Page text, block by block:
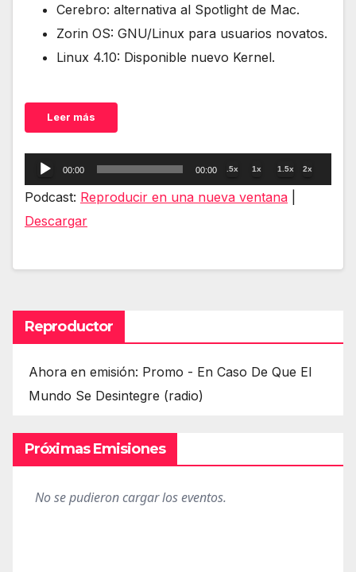
Cerebro: alternativa al Spotlight de Mac.
Zorin OS: GNU/Linux para usuarios novatos.
Linux 4.10: Disponible nuevo Kernel.
Leer más
Reproductor
de
00:00 00:00 .5x 1x 1.5x 2x
Podcast: Reproducir en una nueva ventana
Descargar
Reproductor
Ahora en emisión: Promo - En Caso De Que El
Mundo Se Desintegre (radio)
Próximas Emisiones